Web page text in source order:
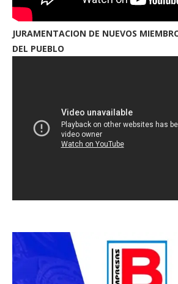
JURAMENTACION DE NUEVOS
DEL PUEBLO